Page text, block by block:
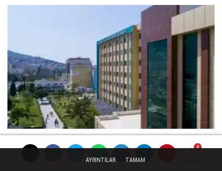
Dokuz Eylül nitelikli hekim kadrosunu
AYRINTILAR TAMAM